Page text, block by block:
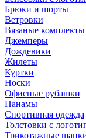
Брюки и шорты
Ветровки
Вязаные комплекты
Джемперы
Дождевики
Жилеты
Куртки
Носки
Офисные рубашки
Панамы
Спортивная одежда
Толстовки с
Трикотажные